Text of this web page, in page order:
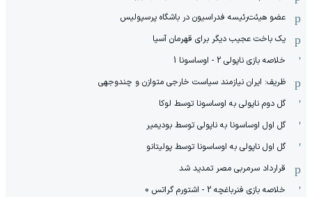
عضو هیئت‌رئیسه فدراسیون در باشگاه پرسپولیس
یک باخت عجیب دیگر برای قهرمان آسیا
خلاصه بازی ناپولی 2 - اوساسونا 1
ظریف: ایران نیازمند سیاست خارجی متوازن و چندوجهی
گل دوم ناپولی به اوساسونا توسط لوکا
گل اول اوساسونا به ناپولی توسط بودیمیر
گل اول ناپولی به اوساسونا توسط پولیتانو
قرارداد سرمربی مصر تمدید شد
خلاصه بازی فنرباغچه 2 - اشتورم گراتس 0